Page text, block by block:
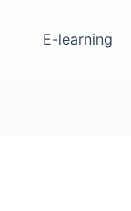
E-learning